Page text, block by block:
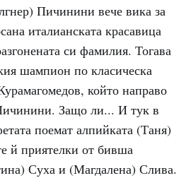
Пичинини вече вика за
италианската красавица
си фамилия. Тогава
шампион по класическа
който направо
Защо ли... И тук в
поемат алпийката (Таня)
й приятелки от бивша
Суха и (Магдалена) Слива.